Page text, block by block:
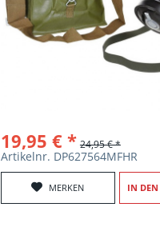
19,95 € * 24,95 € *
Artikelnr. DP627564MFHR
MERKEN IN DEN